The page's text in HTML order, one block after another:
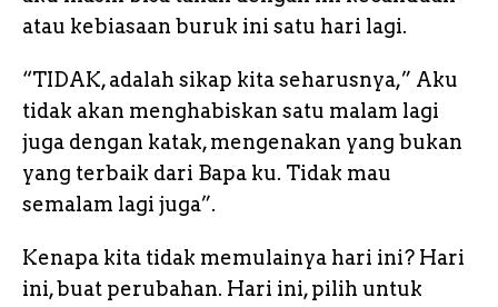
atau kebiasaan buruk ini satu hari lagi.
“TIDAK, adalah sikap kita seharusnya,” Aku
tidak akan menghabiskan satu malam lagi
juga dengan katak, mengenakan yang bukan
yang terbaik dari Bapa ku. Tidak mau
semalam lagi juga”.
Kenapa kita tidak memulainya hari ini? Hari
ini, buat perubahan. Hari ini, pilih untuk